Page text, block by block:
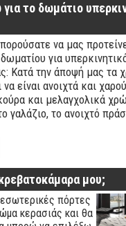
το δωμάτιο
να μας
για
Κατά την άποψή μας τα
είναι ανοιχτά και
και μελαγχολικά
γαλάζιο, το ανοιχτό
μου;
πόρτες
κερασιάς και θα